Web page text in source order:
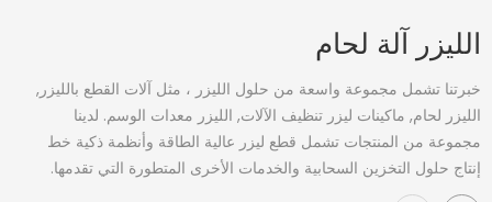
الليزر آلة لحام
خبرتنا تشمل مجموعة واسعة من حلول الليزر ، مثل آلات القطع بالليزر,
الليزر لحام, ماكينات ليزر تنظيف الآلات, الليزر معدات الوسم. لدينا
مجموعة من المنتجات تشمل قطع ليزر عالية الطاقة وأنظمة ذكية خط
إنتاج حلول التخزين السحابية والخدمات الأخرى المتطورة التي تقدمها.